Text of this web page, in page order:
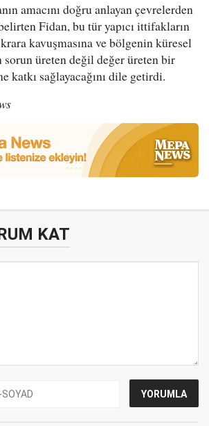
amacını doğru anlayan çevrelerden
Fidan, bu tür yapıcı ittifakların
kavuşmasına ve bölgenin küresel
sorun üreten değil değer üreten bir
katkı sağlayacağını dile getirdi.
KAT